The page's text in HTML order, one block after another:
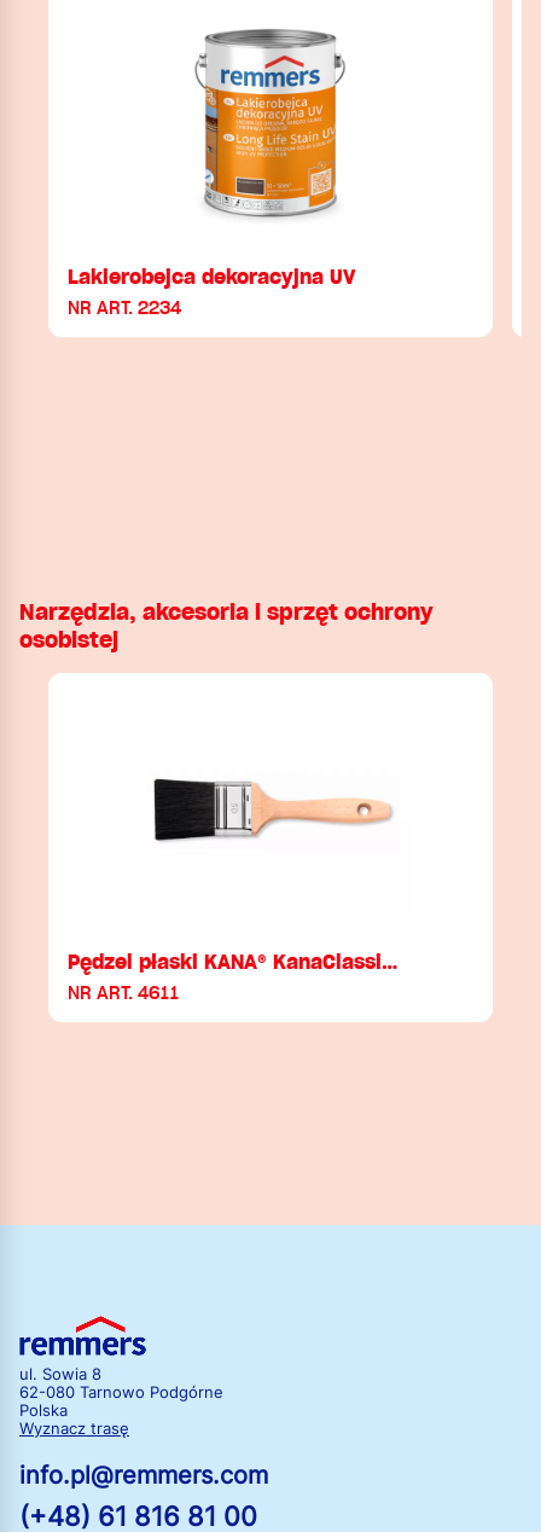
Lakierobejca dekoracyjna UV
NR ART. 2234
Narzędzia, akcesoria i sprzęt ochrony
osobistej
Pędzel płaski KANA® KanaClassi…
NR ART. 4611
ul. Sowia 8
62-080 Tarnowo Podgórne
Polska
Wyznacz trasę
info.pl@remmers.com
(+48) 61 816 81 00